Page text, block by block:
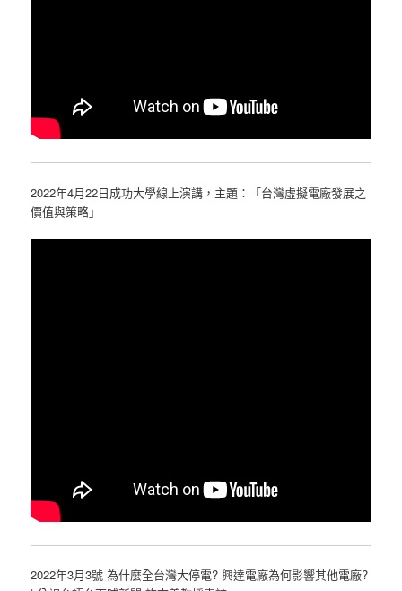
2022年4月22日成功大學線上演講，主題：「台灣虛擬電廠發展之
價值與策略」
2022年3月3號 為什麼全台灣大停電? 興達電廠為何影響其他電廠?